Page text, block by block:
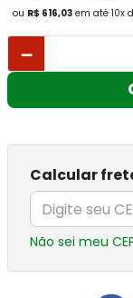
ou R$ 616,03 em até 10x
－
Calcular
Não sei meu